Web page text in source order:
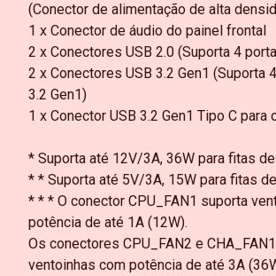
(Conector de alimentação de alta
1 x Conector de áudio do painel frontal
2 x Conectores USB 2.0 (Suporta 4
2 x Conectores USB 3.2 Gen1 (Suporta
3.2 Gen1)
1 x Conector USB 3.2 Gen1 Tipo C para
* Suporta até 12V/3A, 36W para fitas
* * Suporta até 5V/3A, 15W para fitas
* * * O conector CPU_FAN1 suporta
potência de até 1A (12W).
Os conectores CPU_FAN2 e
ventoinhas com potência de até 3A